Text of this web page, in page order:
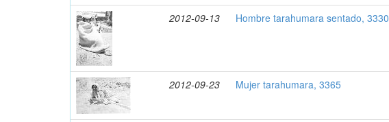
2012-09-13 Hombre tarahumara sentado, 3330
2012-09-23 Mujer tarahumara, 3365